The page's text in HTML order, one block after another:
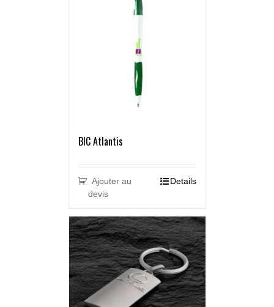
BIC Atlantis
Ajouter au
devis
Details